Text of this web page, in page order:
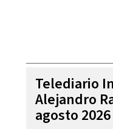
Telediario
Alejandro
agosto 2026